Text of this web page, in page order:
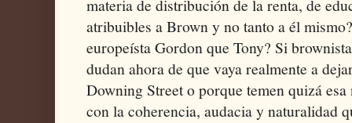
materia de distribución de la renta, de
atribuibles a Brown y no tanto a él
europeísta Gordon que Tony? Si
dudan ahora de que vaya realmente a
Downing Street o porque temen quizá
con la coherencia, audacia y naturalidad